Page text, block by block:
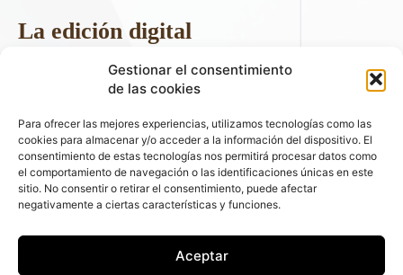
Gestionar el consentimiento
de las cookies
Para ofrecer las mejores experiencias, utilizamos tecnologías como las
cookies para almacenar y/o acceder a la información del dispositivo. El
consentimiento de estas tecnologías nos permitirá procesar datos como
el comportamiento de navegación o las identificaciones únicas en este
sitio. No consentir o retirar el consentimiento, puede afectar
negativamente a ciertas características y funciones.
Aceptar
La edición digital
Descargar último ejemplar
ir a hemeroteca
+ Contenido en redes sociales